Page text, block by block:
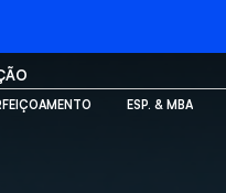
ESP. & MBA